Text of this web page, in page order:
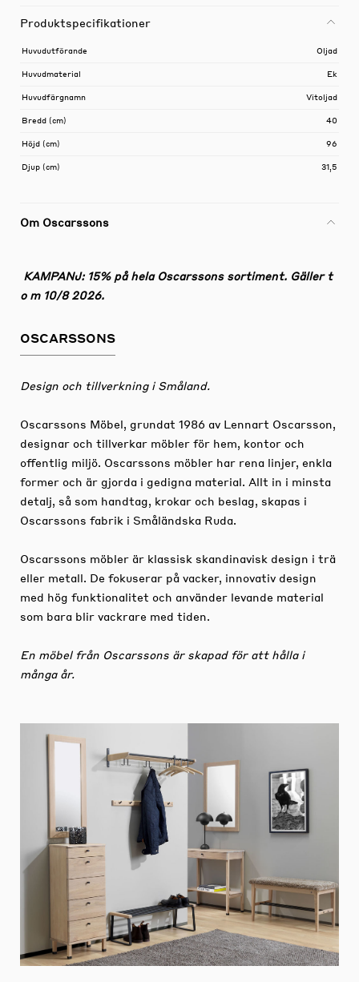
Produktspecifikationer
Huvudutförande Oljad
Huvudmaterial Ek
Huvudfärgnamn Vitoljad
Bredd (cm) 40
Höjd (cm) 96
Djup (cm) 31,5
Om Oscarssons
KAMPANJ: 15% på hela Oscarssons sortiment. Gäller t
o m 10/8 2026.
OSCARSSONS
Design och tillverkning i Småland.
Oscarssons Möbel, grundat 1986 av Lennart Oscarsson,
designar och tillverkar möbler för hem, kontor och
offentlig miljö. Oscarssons möbler har rena linjer, enkla
former och är gjorda i gedigna material. Allt in i minsta
detalj, så som handtag, krokar och beslag, skapas i
Oscarssons fabrik i Småländska Ruda.
Oscarssons möbler är klassisk skandinavisk design i trä
eller metall. De fokuserar på vacker, innovativ design
med hög funktionalitet och använder levande material
som bara blir vackrare med tiden.
En möbel från Oscarssons är skapad för att hålla i
många år.